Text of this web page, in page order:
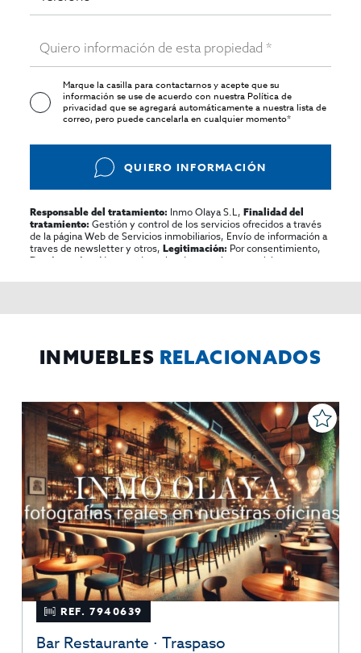
Marque la casilla para contactarnos y acepte que su
información se use de acuerdo con nuestraPolítica de
privacidadque se agregará automáticamente a nuestra lista de
correo, pero puede cancelarla en cualquier momento*
QUIERO INFORMACIÓN
Responsable del tratamiento: Inmo Olaya S.L,Finalidad del
tratamiento: Gestión y control de los servicios ofrecidos a través
de la página Web de Servicios inmobiliarios, Envío de información a
traves de newsletter y otros,Legitimación: Por consentimiento,
Destinatarios:
No se cederan los datos, salvo para elaborar
rectificar y suprimir los datos, solicitar la portabilidad de los
INMUEBLES RELACIONADOS
REF. 7940639
Bar Restaurante · Traspaso